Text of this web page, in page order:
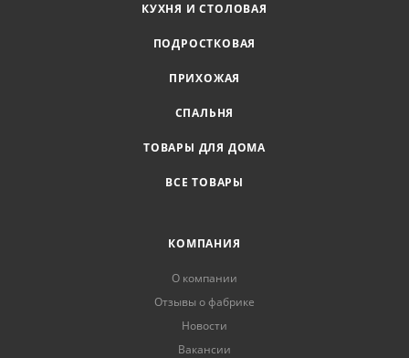
КУХНЯ И СТОЛОВАЯ
ПОДРОСТКОВАЯ
ПРИХОЖАЯ
СПАЛЬНЯ
ТОВАРЫ ДЛЯ ДОМА
ВСЕ ТОВАРЫ
КОМПАНИЯ
О компании
Отзывы о фабрике
Новости
Вакансии